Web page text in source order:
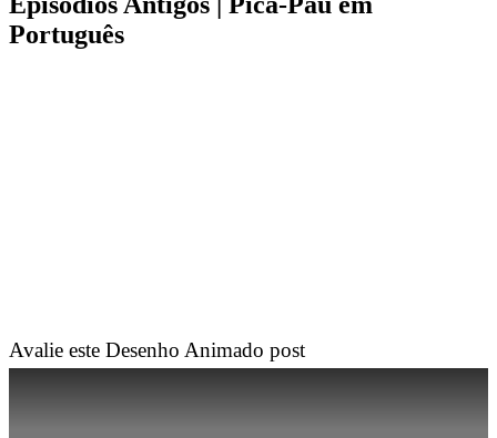
Português
Avalie este Desenho Animado post